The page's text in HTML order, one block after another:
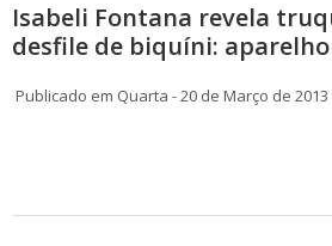
Isabeli Fontana revela
desfile de biquíni:
Publicado em Quarta - 20 de Março de 2013